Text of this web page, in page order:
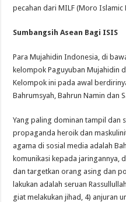
pecahan dari MILF (Moro Islamic
Sumbangsih Asean Bagi ISIS
Para Mujahidin Indonesia, di
kelompok Paguyuban Mujahidin
Kelompok ini pada awal
Bahrumsyah, Bahrun Namin dan
Yang paling dominan tampil dan
propaganda heroik dan
agama di sosial media adalah
komunikasi kepada jaringannya,
dan targetkan orang asing dan
lakukan adalah seruan
giat melakukan jihad, 4) anjuran